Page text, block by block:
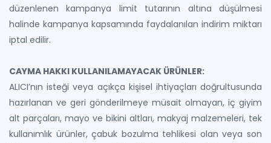
düzenlenen kampanya limit tutarının altına düşülmesi
halinde kampanya kapsamında faydalanılan indirim miktarı
iptal edilir.
CAYMA HAKKI KULLANILAMAYACAK ÜRÜNLER:
ALICI’nın isteği veya açıkça kişisel ihtiyaçları doğrultusunda
hazırlanan ve geri gönderilmeye müsait olmayan, iç giyim
alt parçaları, mayo ve bikini altları, makyaj malzemeleri, tek
kullanımlık ürünler, çabuk bozulma tehlikesi olan veya son